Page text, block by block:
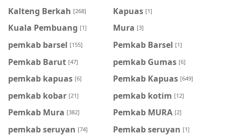
Kalteng Berkah [268] Kapuas [1]
Kuala Pembuang [1] Mura [3]
pemkab barsel [155] Pemkab Barsel [1]
Pemkab Barut [47] pemkab Gumas [6]
pemkab kapuas [6] Pemkab Kapuas [649]
pemkab kobar [21] pemkab kotim [12]
Pemkab Mura [382] Pemkab MURA [2]
pemkab seruyan [74] Pemkab seruyan [1]